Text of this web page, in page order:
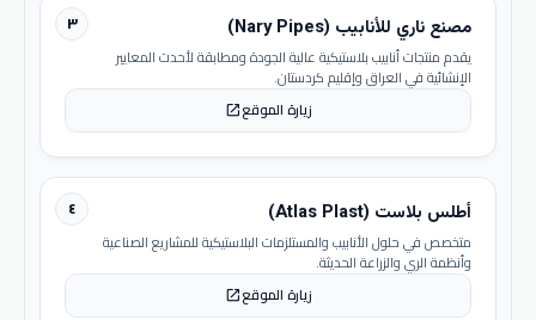
٣ مصنع ناري للأنابيب (Nary Pipes)
يقدم منتجات أنابيب بلاستيكية عالية الجودة ومطابقة لأحدث المعايير
الإنشائية في العراق وإقليم كردستان.
زيارة الموقعopen_in_new
٤ أطلس بلاست (Atlas Plast)
متخصص في حلول الأنابيب والمستلزمات البلاستيكية للمشاريع الصناعية
وأنظمة الري والزراعة الحديثة.
زيارة الموقعopen_in_new